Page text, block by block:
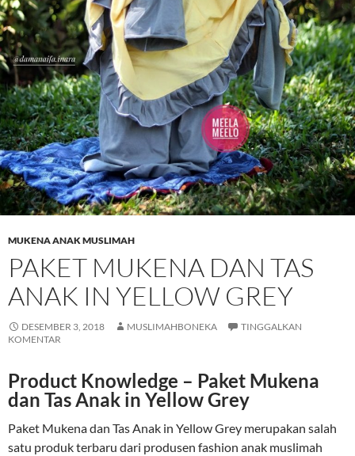
MUKENA ANAK MUSLIMAH
PAKET MUKENA DAN TAS
ANAK IN YELLOW GREY
DESEMBER 3, 2018 MUSLIMAHBONEKA
TINGGALKAN
KOMENTAR
Product Knowledge – Paket Mukena
dan Tas Anak in Yellow Grey
Paket Mukena dan Tas Anak in Yellow Grey merupakan salah
satu produk terbaru dari produsen fashion anak muslimah